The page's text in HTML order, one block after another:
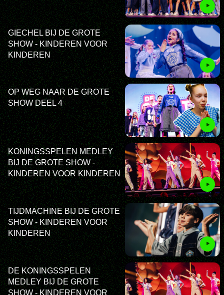
GIECHEL BIJ DE GROTE
SHOW - KINDEREN VOOR
KINDEREN
OP WEG NAAR DE GROTE
SHOW DEEL 4
KONINGSSPELEN MEDLEY
BIJ DE GROTE SHOW -
KINDEREN VOOR KINDEREN
TIJDMACHINE BIJ DE GROTE
SHOW - KINDEREN VOOR
KINDEREN
DE KONINGSSPELEN
MEDLEY BIJ DE GROTE
SHOW - KINDEREN VOOR